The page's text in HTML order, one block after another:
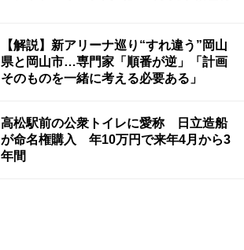
【解説】新アリーナ巡り“すれ違う”岡山
県と岡山市…専門家「順番が逆」「計画
そのものを一緒に考える必要ある」
高松駅前の公衆トイレに愛称 日立造船
が命名権購入 年10万円で来年4月から3
年間